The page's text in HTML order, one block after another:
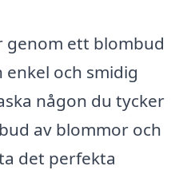
genom ett blombud
och smidig
någon du tycker
av blommor och
det perfekta